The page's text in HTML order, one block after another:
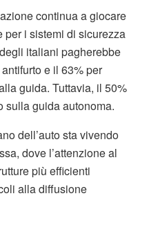
continua a giocare
per i sistemi di sicurezza
italiani pagherebbe
e il 63% per
guida. Tuttavia, il 50%
sulla guida autonoma.
dell’auto sta vivendo
dove l’attenzione al
più efficienti
alla diffusione